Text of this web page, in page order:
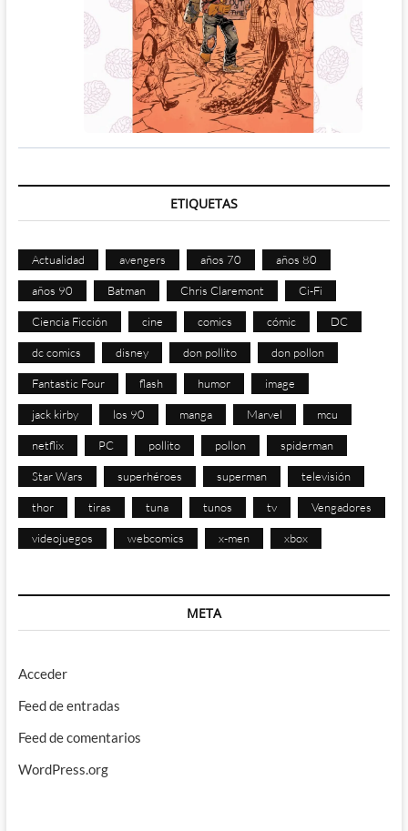
ETIQUETAS
Actualidad avengers años 70 años 80
años 90 Batman Chris Claremont Ci-Fi
Ciencia Ficción cine comics cómic DC
dc comics disney don pollito don pollon
Fantastic Four flash humor image
jack kirby los 90 manga Marvel mcu
netflix PC pollito pollon spiderman
Star Wars superhéroes superman televisión
thor tiras tuna tunos tv Vengadores
videojuegos webcomics x-men xbox
META
Acceder
Feed de entradas
Feed de comentarios
WordPress.org